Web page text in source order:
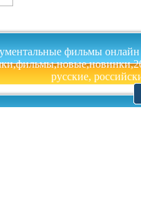
фильмы онлайн
русские,